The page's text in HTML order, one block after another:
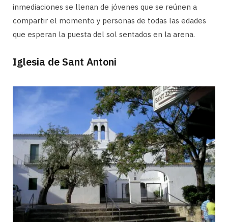
inmediaciones se llenan de jóvenes que se reúnen a
compartir el momento y personas de todas las edades
que esperan la puesta del sol sentados en la arena.
Iglesia de Sant Antoni